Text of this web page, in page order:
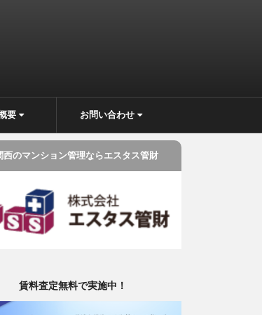
要 お問い合わせ
西のマンション管理ならエスタス管財
賃料査定無料で実施中！